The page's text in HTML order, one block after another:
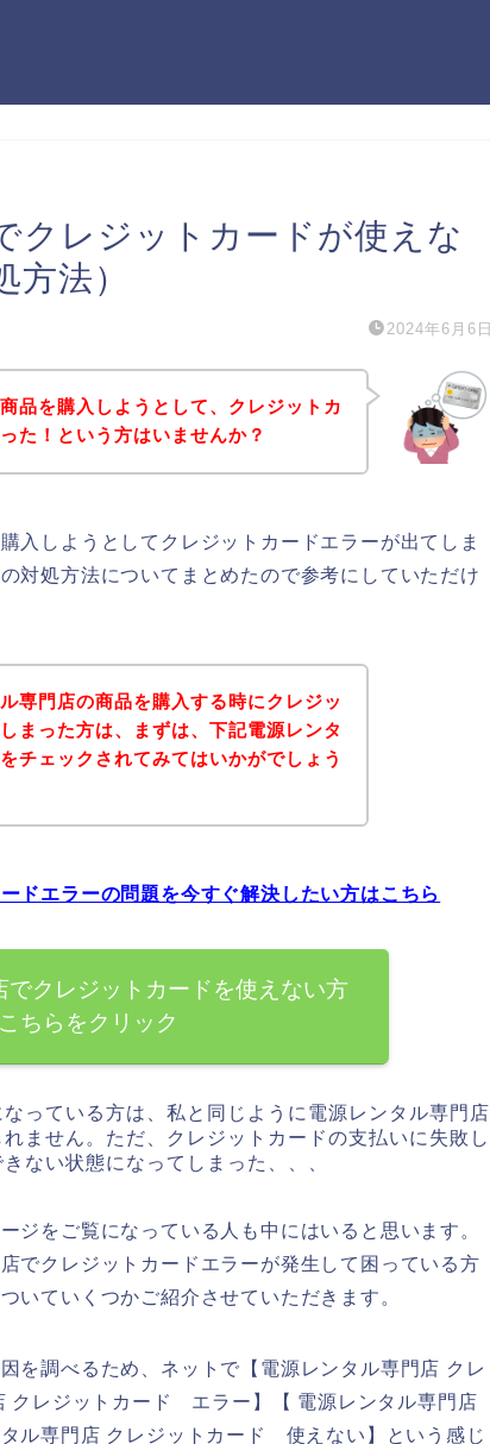
クレジットカードが使えな
法）
2024年6月6日
品を購入しようとして、クレジットカ
た！という方はいませんか？
入しようとしてクレジットカードエラーが出てしま
対処方法についてまとめたので参考にしていただけ
専門店の商品を購入する時にクレジッ
まった方は、まずは、下記電源レンタ
チェックされてみてはいかがでしょう
ドエラーの問題を今すぐ解決したい方はこちら
でクレジットカードを使えない方
ちらをクリック
っている方は、私と同じように電源レンタル専門店
ません。ただ、クレジットカードの支払いに失敗し
ない状態になってしまった、、、
ジをご覧になっている人も中にはいると思います。
でクレジットカードエラーが発生して困っている方
いていくつかご紹介させていただきます。
を調べるため、ネットで【電源レンタル専門店 クレ
クレジットカード エラー】【 電源レンタル専門店
ル専門店 クレジットカード 使えない】という感じ